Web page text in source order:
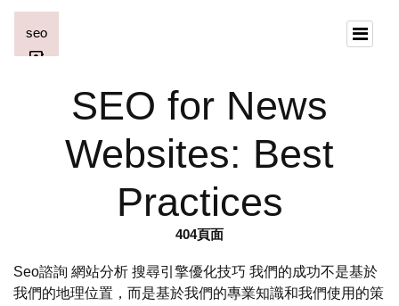
SEO for News
Websites: Best
Practices
404頁面
Seo諮詢 網站分析 搜尋引擎優化技巧 我們的成功不是基於
我們的地理位置，而是基於我們的專業知識和我們使用的策